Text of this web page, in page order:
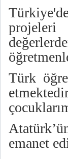
Türk
emanet